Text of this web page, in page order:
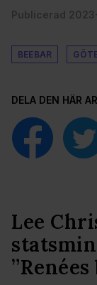
Publicerad
BEEBAR
DELA DEN HÄR
Lee